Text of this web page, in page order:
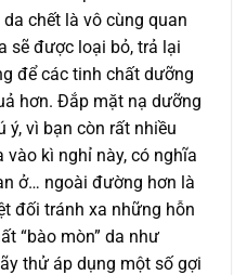
chết là vô cùng quan
sẽ được loại bỏ, trả lại
để các tinh chất dưỡng
hơn. Đắp mặt nạ dưỡng
ý, vì bạn còn rất nhiều
kì nghỉ này, có nghĩa
ở… ngoài đường hơn là
đối tránh xa những hỗn
“bào mòn” da như
thử áp dụng một số gợi